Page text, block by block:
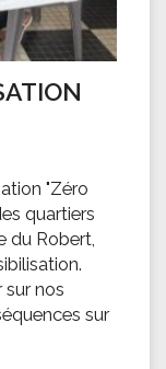
"Zéro
quartiers
du Robert,
sur nos
sur